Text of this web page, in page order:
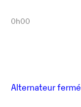
0h00
Alternateur fermé